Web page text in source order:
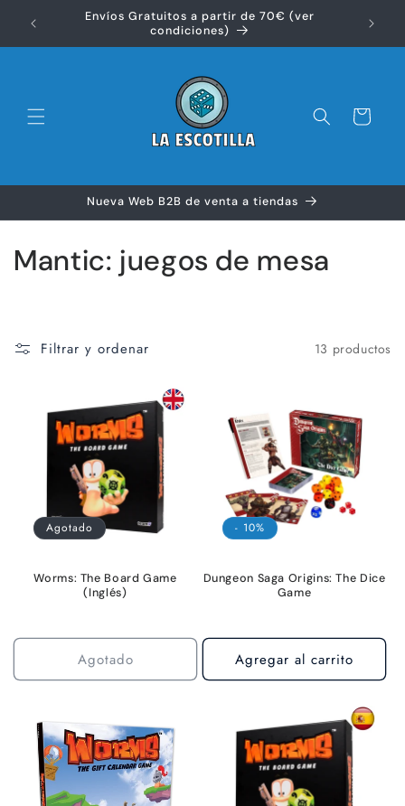
directamenteEnvíos Gratuitos a partir de 70€ (ver
condiciones)
Carrito
Nueva Web B2B de venta a tiendas
C
Mantic: juegos de mesa
Filtrar y ordenar 13 productos
Agotado
Worms: The Board Game
(Inglés)
Agotado
- 10%
Dungeon Saga Origins: The Dice
Game
Agregar al carrito